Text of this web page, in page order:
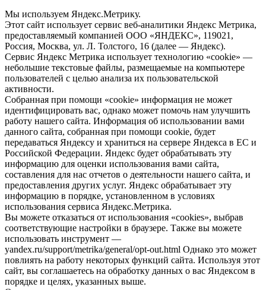
Мы используем Яндекс.Метрику.
Этот сайт использует сервис веб-аналитики Яндекс Метрика,
предоставляемый компанией ООО «ЯНДЕКС», 119021,
Россия, Москва, ул. Л. Толстого, 16 (далее — Яндекс).
Сервис Яндекс Метрика использует технологию «cookie» —
небольшие текстовые файлы, размещаемые на компьютере
пользователей с целью анализа их пользовательской
активности.
Собранная при помощи «cookie» информация не может
идентифицировать вас, однако может помочь нам улучшить
работу нашего сайта. Информация об использовании вами
данного сайта, собранная при помощи cookie, будет
передаваться Яндексу и храниться на сервере Яндекса в ЕС и
Российской Федерации. Яндекс будет обрабатывать эту
информацию для оценки использования вами сайта,
составления для нас отчетов о деятельности нашего сайта, и
предоставления других услуг. Яндекс обрабатывает эту
информацию в порядке, установленном в условиях
использования сервиса Яндекс.Метрика.
Вы можете отказаться от использования «cookies», выбрав
соответствующие настройки в браузере. Также вы можете
использовать инструмент —
yandex.ru/support/metrika/general/opt-out.html Однако это может
повлиять на работу некоторых функций сайта. Используя этот
сайт, вы соглашаетесь на обработку данных о вас Яндексом в
порядке и целях, указанных выше.